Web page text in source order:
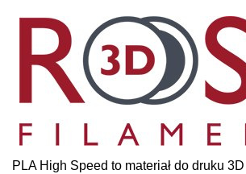
PLA High Speed to materiał do druku